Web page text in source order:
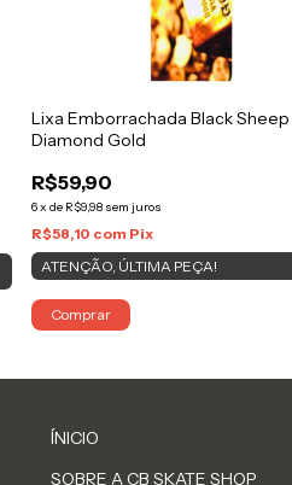
Lixa Emborrachada Black Sheep
Diamond Gold
R$59,90
6x de R$9,98 sem juros
R$58,10 com Pix
ATENÇÃO, ÚLTIMA PEÇA!
Comprar
ÍNICIO
SOBRE A CB SKATE SHOP